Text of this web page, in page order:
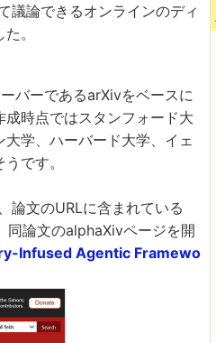
議論できるオンラインのディ
。
バーであるarXivをベースに
時点ではスタンフォード大
学、ハーバード大学、イェ
です。
論文のURLに含まれている
論文のalphaXivページを開
Infused Agentic Framewo